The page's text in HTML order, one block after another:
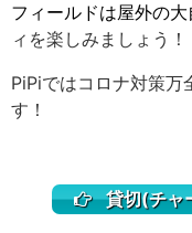
フィールドは屋外の大
ィを楽しみましょう！
PiPiではコロナ対策万
す！
貸切(チャ